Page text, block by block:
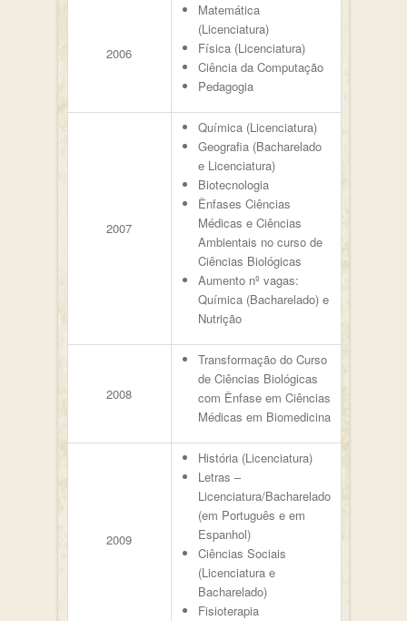
2006
Matemática
(Licenciatura)
Física (Licenciatura)
Ciência da Computação
Pedagogia
2007
Química (Licenciatura)
Geografia (Bacharelado
e Licenciatura)
Biotecnologia
Ênfases Ciências
Médicas e Ciências
Ambientais no curso de
Ciências Biológicas
Aumento nº vagas:
Química (Bacharelado) e
Nutrição
2008
Transformação do Curso
de Ciências Biológicas
com Ênfase em Ciências
Médicas em Biomedicina
2009
História (Licenciatura)
Letras –
Licenciatura/Bacharelado
(em Português e em
Espanhol)
Ciências Sociais
(Licenciatura e
Bacharelado)
Fisioterapia